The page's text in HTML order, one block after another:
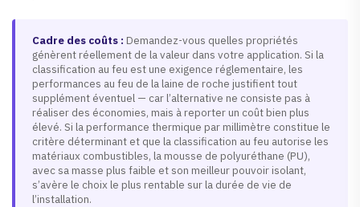
Cadre des coûts : Demandez-vous quelles propriétés
génèrent réellement de la valeur dans votre application. Si la
classification au feu est une exigence réglementaire, les
performances au feu de la laine de roche justifient tout
supplément éventuel — car l’alternative ne consiste pas à
réaliser des économies, mais à reporter un coût bien plus
élevé. Si la performance thermique par millimètre constitue le
critère déterminant et que la classification au feu autorise les
matériaux combustibles, la mousse de polyuréthane (PU),
avec sa masse plus faible et son meilleur pouvoir isolant,
s’avère le choix le plus rentable sur la durée de vie de
l’installation.